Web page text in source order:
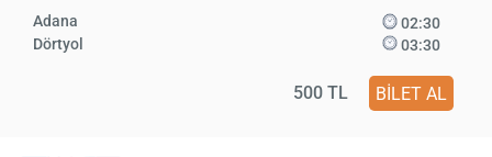
Adana
Dörtyol
02:30
03:30
500 TL BİLET AL